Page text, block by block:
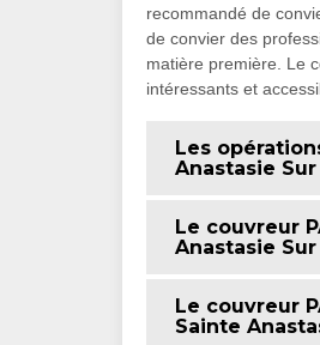
recommandé de
de convier des
matière première. Le
intéressants et
Les
Anastasie
Le couvreur
Anastasie
Le couvreur
Sainte